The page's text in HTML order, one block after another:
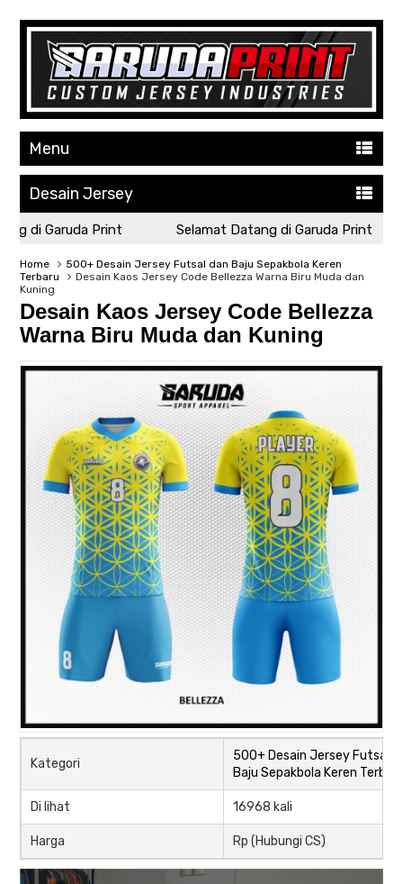
Menu
Desain Jersey
di Garuda Print Selamat Datang di Garuda Print
Home
500+ Desain Jersey Futsal dan Baju Sepakbola Keren
Terbaru
Desain Kaos Jersey Code Bellezza Warna Biru Muda dan
Kuning
Desain Kaos Jersey Code Bellezza
Warna Biru Muda dan Kuning
Kategori
500+ Desain Jersey Futsal
Baju Sepakbola Keren
Di lihat 16968 kali
Harga Rp (Hubungi CS)